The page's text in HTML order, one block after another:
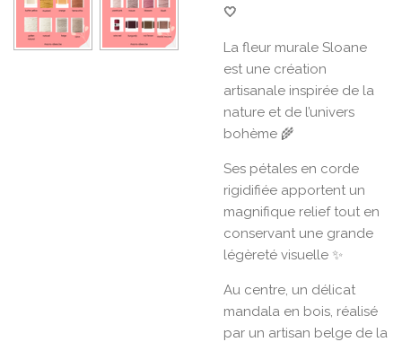
🤍
La fleur murale Sloane
est une création
artisanale inspirée de la
nature et de l’univers
bohème 🌾
Ses pétales en corde
rigidifiée apportent un
magnifique relief tout en
conservant une grande
légèreté visuelle ✨
Au centre, un délicat
mandala en bois, réalisé
par un artisan belge de la